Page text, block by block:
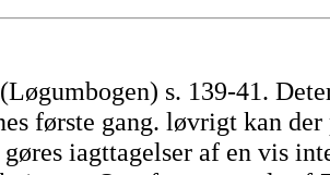
s. 139-41.
første gang. løvrigt kan der
iagttagelser af en vis